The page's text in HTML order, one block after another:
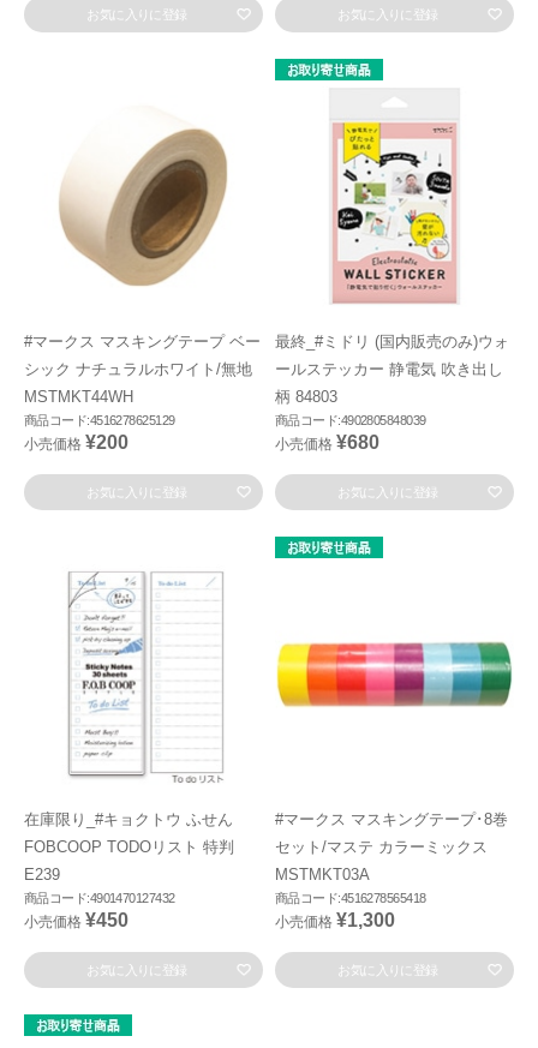
お気に入りに登録 お気に入りに登録
#マークス マスキングテープ ベー
シック ナチュラルホワイト/無地
MSTMKT44WH
商品コード:4516278625129
小売価格 ¥200
お気に入りに登録
最終_#ミドリ (国内販売のみ)ウォ
ールステッカー 静電気 吹き出し
柄 84803
商品コード:4902805848039
小売価格 ¥680
お気に入りに登録
在庫限り_#キョクトウ ふせん
FOBCOOP TODOリスト 特判
E239
商品コード:4901470127432
小売価格 ¥450
お気に入りに登録
#マークス マスキングテープ･8巻
セット/マステ カラーミックス
MSTMKT03A
商品コード:4516278565418
小売価格 ¥1,300
お気に入りに登録